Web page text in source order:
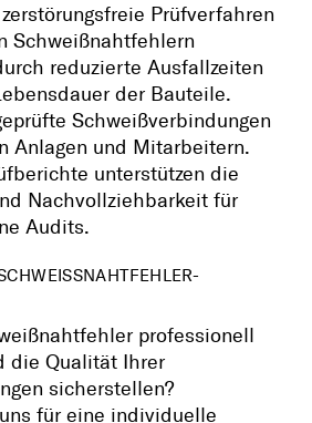
Prüfverfahren
Schweißnahtfehlern
reduzierte Ausfallzeiten
der Bauteile.
Schweißverbindungen
Anlagen und Mitarbeitern.
unterstützen die
Nachvollziehbarkeit für
Audits.
P
professionell
die Qualität Ihrer
sicherstellen?
für eine individuelle